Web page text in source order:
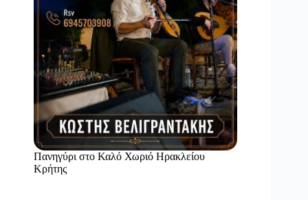
Πανηγύρι στο Καλό Χωριό Ηρακλείου
Κρήτης